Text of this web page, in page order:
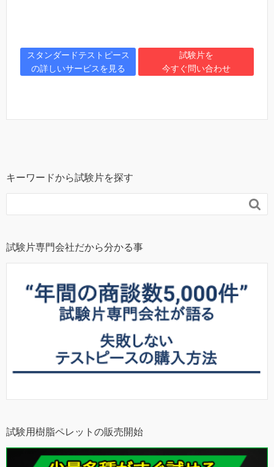
試験片を
今すぐ問い合わせ
スタンダードテストピース
の詳しいサービスを見る
キーワードから試験片を探す

試験片専門会社だから分かる事
試験用樹脂ペレットの販売開始